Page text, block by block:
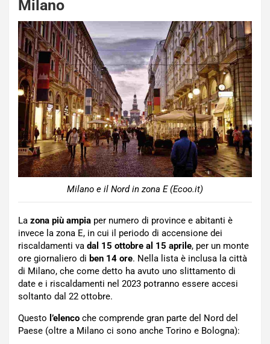
Milano
Milano e il Nord in zona E (Ecoo.it)
La zona più ampia per numero di province e abitanti è
invece la zona E, in cui il periodo di accensione dei
riscaldamenti va dal 15 ottobre al 15 aprile, per un monte
ore giornaliero di ben 14 ore. Nella lista è inclusa la città
di Milano, che come detto ha avuto uno slittamento di
date e i riscaldamenti nel 2023 potranno essere accesi
soltanto dal 22 ottobre.
Questo l’elenco che comprende gran parte del Nord del
Paese (oltre a Milano ci sono anche Torino e Bologna):